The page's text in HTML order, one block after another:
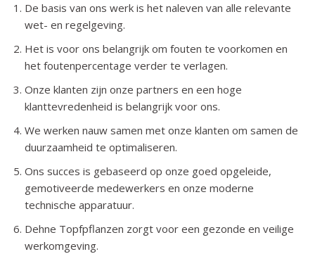
De basis van ons werk is het naleven van alle relevante
wet- en regelgeving.
Het is voor ons belangrijk om fouten te voorkomen en
het foutenpercentage verder te verlagen.
Onze klanten zijn onze partners en een hoge
klanttevredenheid is belangrijk voor ons.
We werken nauw samen met onze klanten om samen de
duurzaamheid te optimaliseren.
Ons succes is gebaseerd op onze goed opgeleide,
gemotiveerde medewerkers en onze moderne
technische apparatuur.
Dehne Topfpflanzen zorgt voor een gezonde en veilige
werkomgeving.